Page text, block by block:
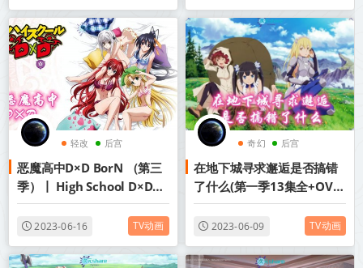
轻改 后宫
2015年动画
恶魔高中D×D BorN （第三
季）丨 High School D×D
BorN丨2015年4月番剧丨阿
里云盘/百度网盘
2023-06-16 TV动画
奇幻 后宫
2015年动画
在地下城寻求邂逅是否搞错
了什么(第一季13集全+OVA)
丨1080P丨2015年4月番剧
丨阿里云盘/百度网盘
2023-06-09 TV动画